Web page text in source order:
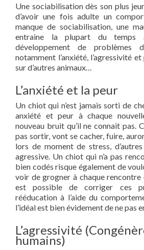
Une sociabilisation dès son plus
d’avoir une fois adulte un
manque de sociabilisation, une
entraine la plupart du temps
développement de problèmes
notamment l’anxiété, l’agressivité
sur d’autres animaux…
L’anxiété et la peur
Un chiot qui n’est jamais sorti de
anxiété et peur à chaque
nouveau bruit qu’il ne connait pas.
pas sortir, vont se cacher, fuire,
lors de moment de stress,
agressive. Un chiot qui n’a pas
bien codés risque également de
voir de grogner à chaque rencontre
est possible de corriger ces
rééducation à l’aide du
l’idéal est bien évidement de ne pas
L’agressivité
humains)